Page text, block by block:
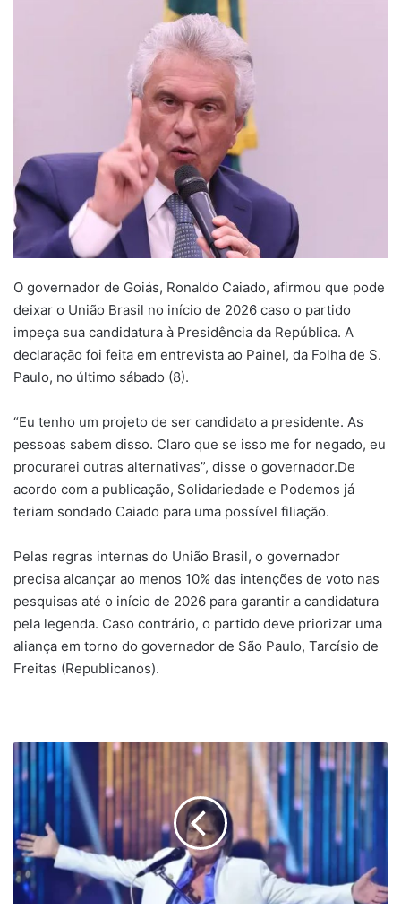
O governador de Goiás, Ronaldo Caiado, afirmou que pode
deixar o União Brasil no início de 2026 caso o partido
impeça sua candidatura à Presidência da República. A
declaração foi feita em entrevista ao Painel, da Folha de S.
Paulo, no último sábado (8).
“Eu tenho um projeto de ser candidato a presidente. As
pessoas sabem disso. Claro que se isso me for negado, eu
procurarei outras alternativas”, disse o governador.De
acordo com a publicação, Solidariedade e Podemos já
teriam sondado Caiado para uma possível filiação.
Pelas regras internas do União Brasil, o governador
precisa alcançar ao menos 10% das intenções de voto nas
pesquisas até o início de 2026 para garantir a candidatura
pela legenda. Caso contrário, o partido deve priorizar uma
aliança em torno do governador de São Paulo, Tarcísio de
Freitas (Republicanos).
Roberto
Carlos
fará
em
Salvador
no
encerramento
do